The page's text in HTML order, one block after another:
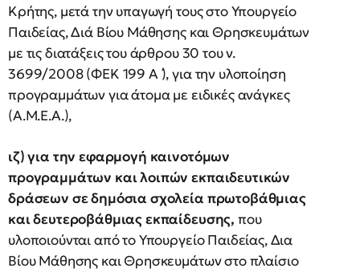
Κρήτης, μετά την υπαγωγή τους στο Υπουργείο
Παιδείας, Διά Βίου Μάθησης και Θρησκευμάτων
με τις διατάξεις του άρθρου 30 του ν.
3699/2008 (ΦΕΚ 199 Α ́), για την υλοποίηση
προγραμμάτων για άτομα με ειδικές ανάγκες
(Α.Μ.Ε.Α.),
ιζ) για την εφαρμογή καινοτόμων
προγραμμάτων και λοιπών εκπαιδευτικών
δράσεων σε δημόσια σχολεία πρωτοβάθμιας
και δευτεροβάθμιας εκπαίδευσης, που
υλοποιούνται από το Υπουργείο Παιδείας, Δια
Βίου Μάθησης και Θρησκευμάτων στο πλαίσιο